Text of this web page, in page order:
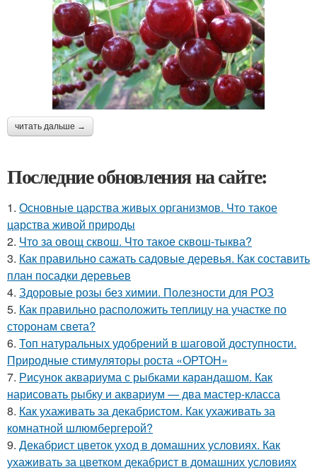
читать дальше →
Последние обновления на сайте:
1. Основные царства живых организмов. Что такое
царства живой природы
2. Что за овощ сквош. Что такое сквош-тыква?
3. Как правильно сажать садовые деревья. Как составить
план посадки деревьев
4. Здоровые розы без химии. Полезности для РОЗ
5. Как правильно расположить теплицу на участке по
сторонам света?
6. Топ натуральных удобрений в шаговой доступности.
Природные стимуляторы роста «ОРТОН»
7. Рисунок аквариума с рыбками карандашом. Как
нарисовать рыбку и аквариум — два мастер-класса
8. Как ухаживать за декабристом. Как ухаживать за
комнатной шлюмбергерой?
9. Декабрист цветок уход в домашних условиях. Как
ухаживать за цветком декабрист в домашних условиях